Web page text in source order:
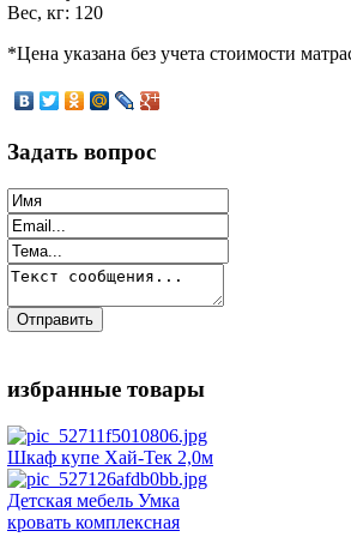
Вес, кг: 120
*Цена указана без учета стоимости
Задать вопрос
избранные товары
Шкаф купе Хай-Тек 2,0м
Детская мебель Умка
кровать комплексная